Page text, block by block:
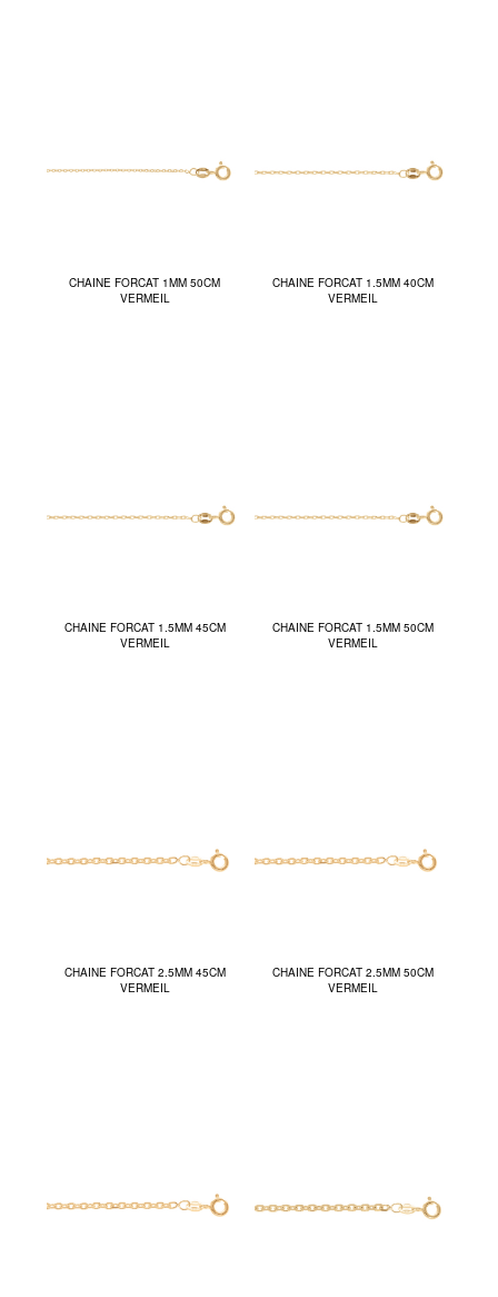
CHAINE FORCAT 1MM 50CM
VERMEIL
CHAINE FORCAT 1.5MM 40CM
VERMEIL
CHAINE FORCAT 1.5MM 45CM
VERMEIL
CHAINE FORCAT 1.5MM 50CM
VERMEIL
CHAINE FORCAT 2.5MM 45CM
VERMEIL
CHAINE FORCAT 2.5MM 50CM
VERMEIL